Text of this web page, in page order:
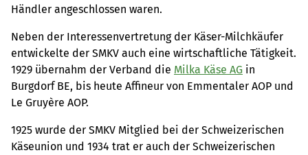
Händler angeschlossen waren.
Neben der Interessenvertretung der Käser-Milchkäufer
entwickelte der SMKV auch eine wirtschaftliche Tätigkeit.
1929 übernahm der Verband die Milka Käse AG in
Burgdorf BE, bis heute Affineur von Emmentaler AOP und
Le Gruyère AOP.
1925 wurde der SMKV Mitglied bei der Schweizerischen
Käseunion und 1934 trat er auch der Schweizerischen